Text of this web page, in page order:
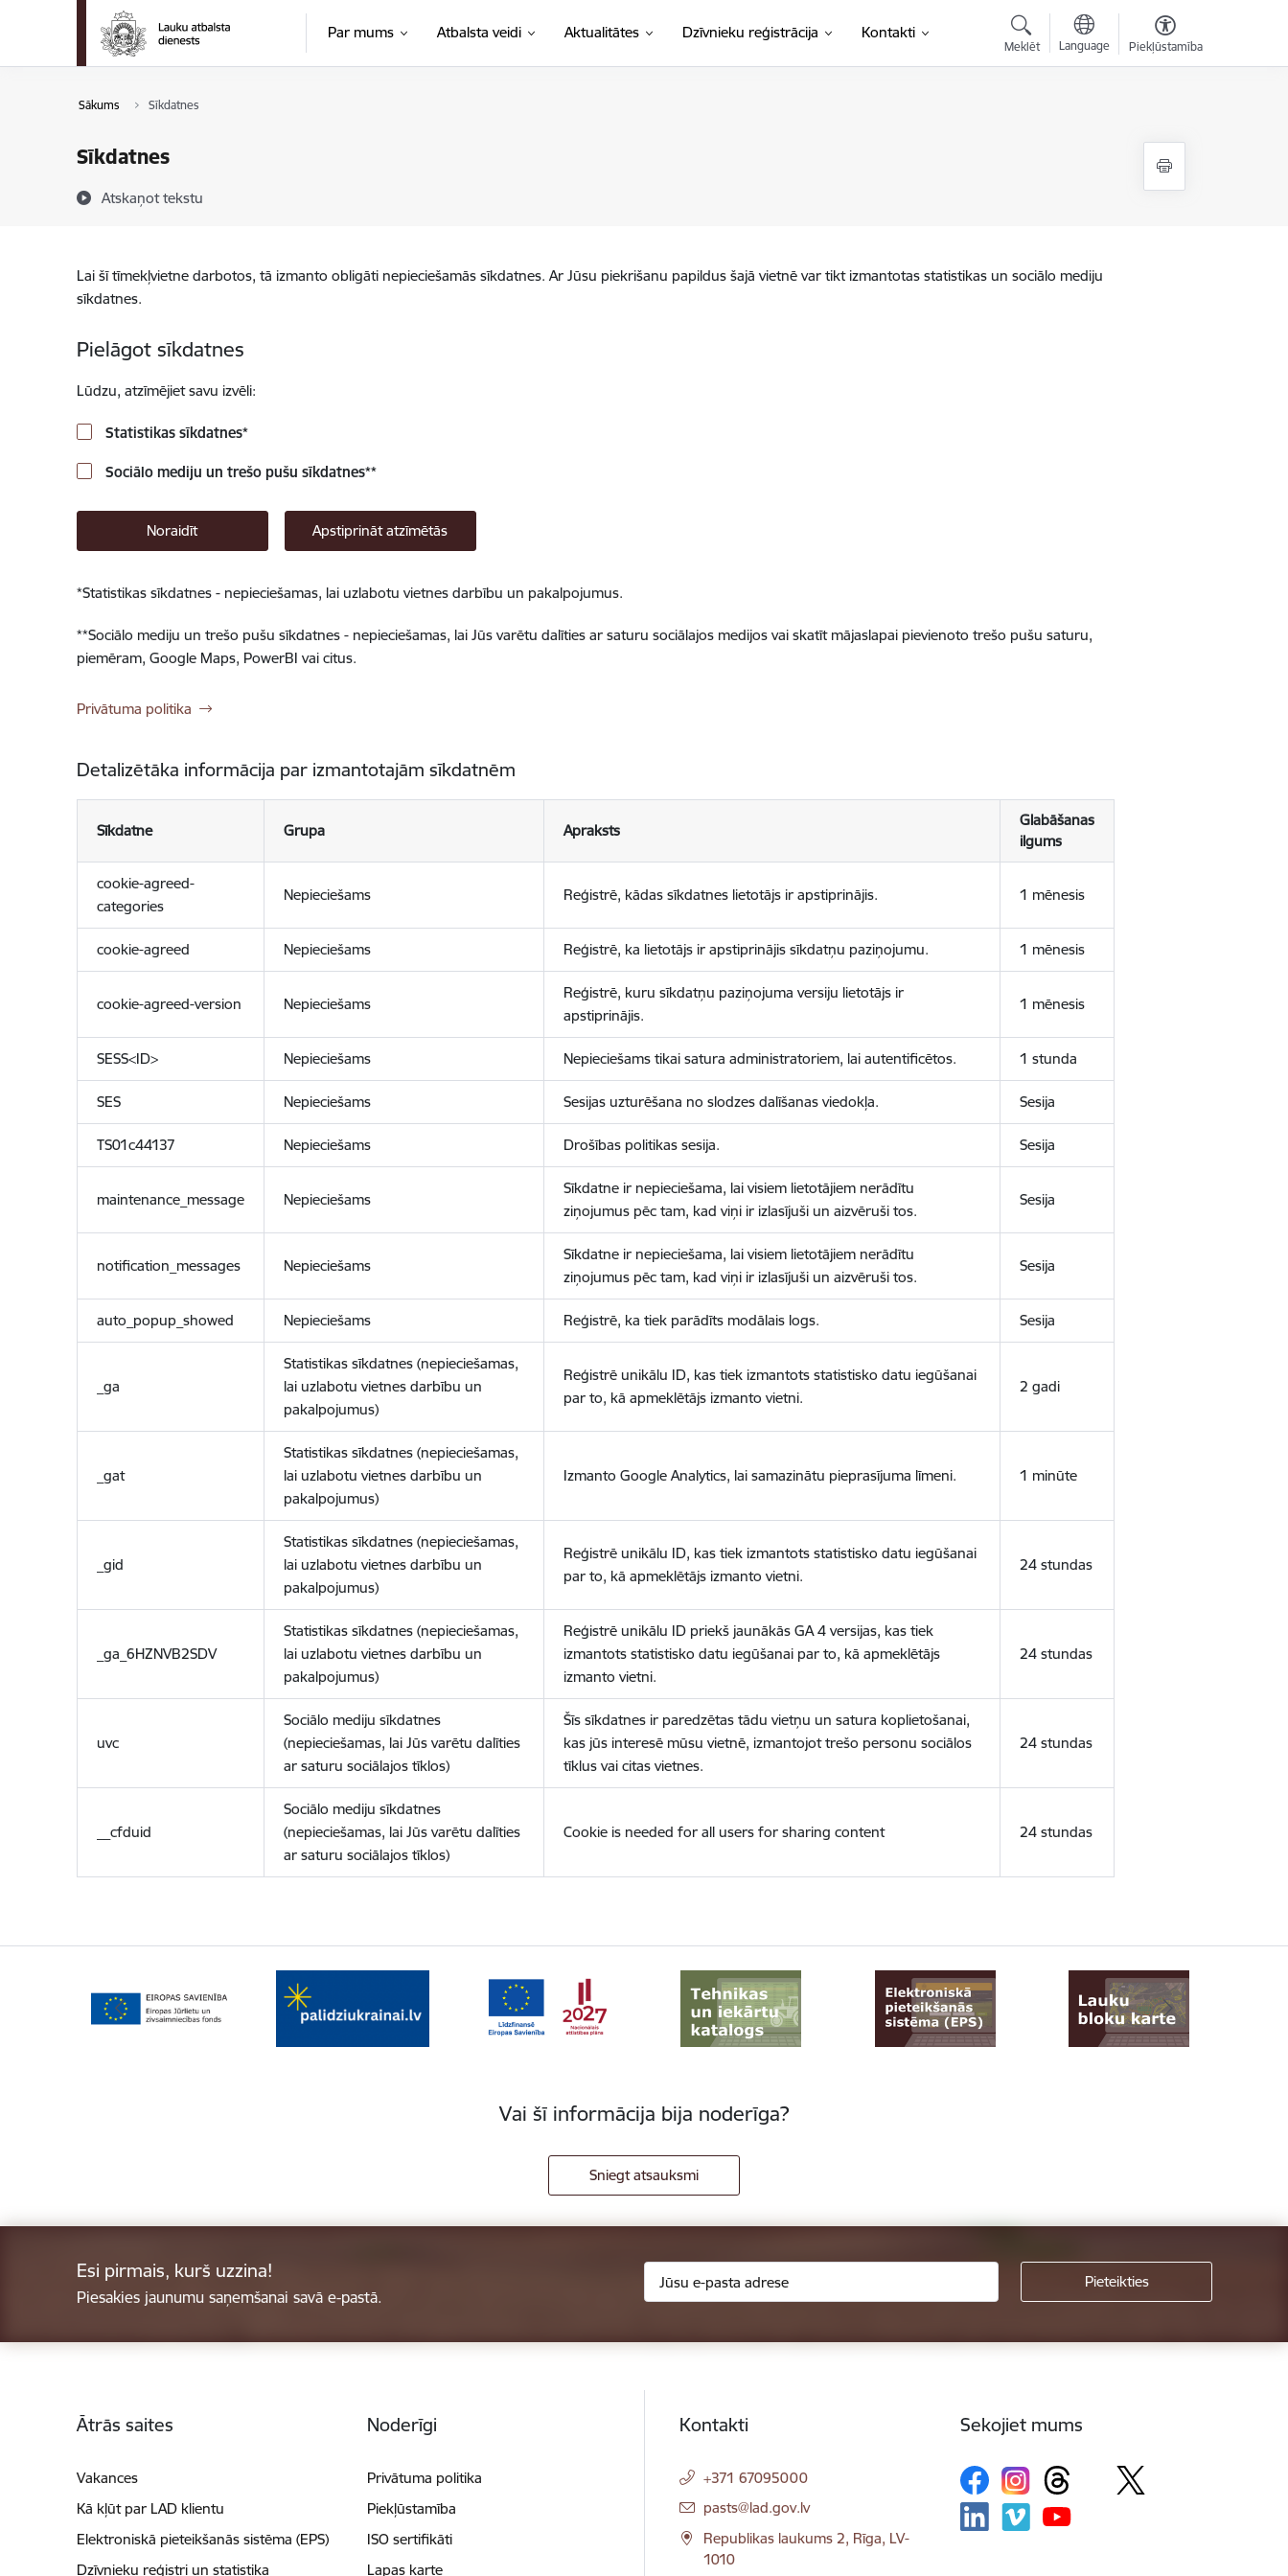
Pāriet uz lapas saturu
Par mums Atbalsta veidi Aktualitātes Dzīvnieku reģistrācija Kontakti
Meklēt Language Piekļūstamība
Sākums Sīkdatnes
Sīkdatnes
Atskaņot tekstu
Lai šī tīmekļvietne darbotos, tā izmanto obligāti nepieciešamās sīkdatnes. Ar Jūsu piekrišanu papildus šajā vietnē var tikt izmantotas statistikas un sociālo mediju
sīkdatnes.
Pielāgot sīkdatnes
Lūdzu, atzīmējiet savu izvēli:
Statistikas sīkdatnes*
Sociālo mediju un trešo pušu sīkdatnes**
Noraidīt Apstiprināt atzīmētās
*Statistikas sīkdatnes - nepieciešamas, lai uzlabotu vietnes darbību un pakalpojumus.
**Sociālo mediju un trešo pušu sīkdatnes - nepieciešamas, lai Jūs varētu dalīties ar saturu sociālajos medijos vai skatīt mājaslapai pievienoto trešo pušu saturu,
piemēram, Google Maps, PowerBI vai citus.
Privātuma politika
Detalizētāka informācija par izmantotajām sīkdatnēm
Sīkdatne Grupa Apraksts
Glabāšanas
ilgums
cookie-agreed-
categories
Nepieciešams Reģistrē, kādas sīkdatnes lietotājs ir apstiprinājis. 1 mēnesis
cookie-agreed Nepieciešams Reģistrē, ka lietotājs ir apstiprinājis sīkdatņu paziņojumu. 1 mēnesis
cookie-agreed-version Nepieciešams
Reģistrē, kuru sīkdatņu paziņojuma versiju lietotājs ir
apstiprinājis.
1 mēnesis
SESS<ID> Nepieciešams Nepieciešams tikai satura administratoriem, lai autentificētos. 1 stunda
SES Nepieciešams Sesijas uzturēšana no slodzes dalīšanas viedokļa. Sesija
TS01c44137 Nepieciešams Drošības politikas sesija. Sesija
maintenance_message Nepieciešams
Sīkdatne ir nepieciešama, lai visiem lietotājiem nerādītu
ziņojumus pēc tam, kad viņi ir izlasījuši un aizvēruši tos.
Sesija
notification_messages Nepieciešams
Sīkdatne ir nepieciešama, lai visiem lietotājiem nerādītu
ziņojumus pēc tam, kad viņi ir izlasījuši un aizvēruši tos.
Sesija
auto_popup_showed Nepieciešams Reģistrē, ka tiek parādīts modālais logs. Sesija
_ga
Statistikas sīkdatnes (nepieciešamas,
lai uzlabotu vietnes darbību un
pakalpojumus)
Reģistrē unikālu ID, kas tiek izmantots statistisko datu iegūšanai
par to, kā apmeklētājs izmanto vietni.
2 gadi
_gat
Statistikas sīkdatnes (nepieciešamas,
lai uzlabotu vietnes darbību un
pakalpojumus)
Izmanto Google Analytics, lai samazinātu pieprasījuma līmeni. 1 minūte
_gid
Statistikas sīkdatnes (nepieciešamas,
lai uzlabotu vietnes darbību un
pakalpojumus)
Reģistrē unikālu ID, kas tiek izmantots statistisko datu iegūšanai
par to, kā apmeklētājs izmanto vietni.
24 stundas
_ga_6HZNVB2SDV
Statistikas sīkdatnes (nepieciešamas,
lai uzlabotu vietnes darbību un
pakalpojumus)
Reģistrē unikālu ID priekš jaunākās GA 4 versijas, kas tiek
izmantots statistisko datu iegūšanai par to, kā apmeklētājs
izmanto vietni.
24 stundas
uvc
Sociālo mediju sīkdatnes
(nepieciešamas, lai Jūs varētu dalīties
ar saturu sociālajos tīklos)
Šīs sīkdatnes ir paredzētas tādu vietņu un satura koplietošanai,
kas jūs interesē mūsu vietnē, izmantojot trešo personu sociālos
tīklus vai citas vietnes.
24 stundas
__cfduid
Sociālo mediju sīkdatnes
(nepieciešamas, lai Jūs varētu dalīties
ar saturu sociālajos tīklos)
Cookie is needed for all users for sharing content 24 stundas
Vai šī informācija bija noderīga?
Sniegt atsauksmi
Esi pirmais, kurš uzzina!
Piesakies jaunumu saņemšanai savā e-pastā.
Ātrās saites
Vakances
Kā kļūt par LAD klientu
Elektroniskā pieteikšanās sistēma (EPS)
Dzīvnieku reģistri un statistika
Noderīgi
Privātuma politika
Piekļūstamība
ISO sertifikāti
Lapas karte
Kontakti
+371 67095000
E-pasts:
pasts@lad.gov.lv
Republikas laukums 2, Rīga, LV-
1010
Sekojiet mums